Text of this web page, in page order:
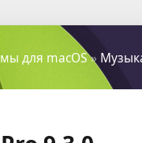
для macOS»